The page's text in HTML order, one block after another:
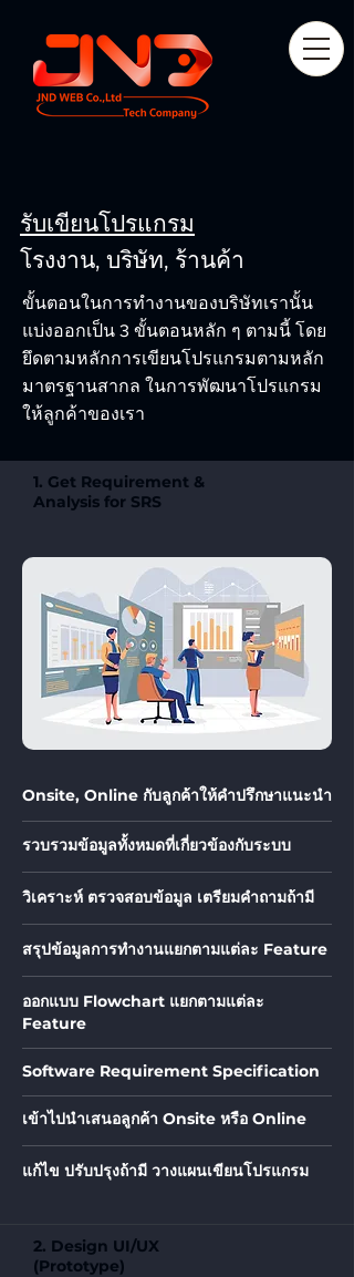
รับเขียนโปรแกรม
โรงงาน, บริษัท, ร้านค้า
ขั้นตอนในการทำงานของบริษัทเรานั้น
แบ่งออกเป็น 3 ขั้นตอนหลัก ๆ ตามนี้ โดย
ยึดตามหลักการเขียนโปรแกรมตามหลัก
มาตรฐานสากล ในการพัฒนาโปรแกรม
ให้ลูกค้าของเรา
1. Get Requirement &
Analysis for SRS
Onsite, Online กับลูกค้าให้คำปรึกษาแนะนำ
รวบรวมข้อมูลทั้งหมดที่เกี่ยวข้องกับระบบ
วิเคราะห์ ตรวจสอบข้อมูล เตรียมคำถามถ้ามี
สรุปข้อมูลการทำงานแยกตามแต่ละ Feature
ออกแบบ Flowchart แยกตามแต่ละ
Feature
Software Requirement Specification
เข้าไปนำเสนอลูกค้า Onsite หรือ Online
แก้ไข ปรับปรุงถ้ามี วางแผนเขียนโปรแกรม
2. Design UI/UX
(Prototype)